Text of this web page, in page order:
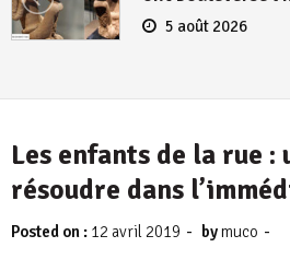
5 août 2026
Les enfants de la rue :
résoudre dans
Posted on : 12 avril 2019 - bymuco -